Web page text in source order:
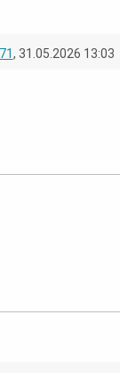
«Водограй»
, 31.05.2026 13:03